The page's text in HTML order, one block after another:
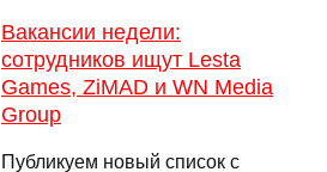
Вакансии недели:
сотрудников ищут Lesta
Games, ZiMAD и WN Media
Group
Публикуем новый список с